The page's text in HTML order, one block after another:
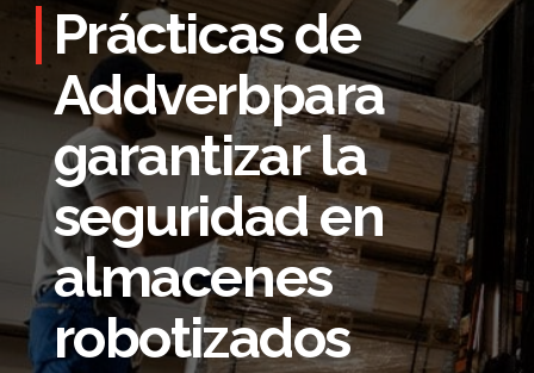
Prácticas de
Addverbpara
garantizar la
seguridad en
almacenes
robotizados